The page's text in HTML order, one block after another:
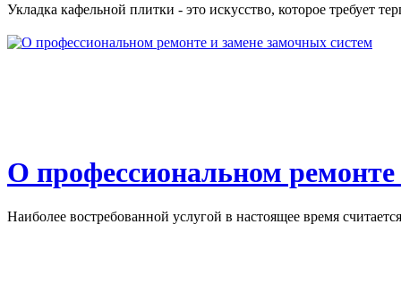
Укладка кафельной плитки - это искусство, которое требует
О профессиональном
Наиболее востребованной услугой в настоящее время